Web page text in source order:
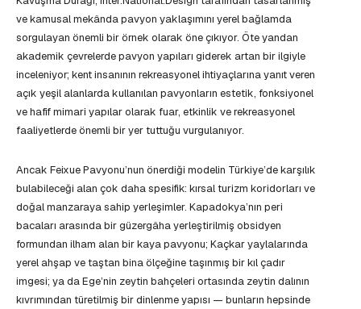
ve kamusal mekânda pavyon yaklaşımını yerel bağlamda
sorgulayan önemli bir örnek olarak öne çıkıyor. Öte yandan
akademik çevrelerde pavyon yapıları giderek artan bir ilgiyle
inceleniyor; kent insanının rekreasyonel ihtiyaçlarına yanıt veren
açık yeşil alanlarda kullanılan pavyonların estetik, fonksiyonel
ve hafif mimari yapılar olarak fuar, etkinlik ve rekreasyonel
faaliyetlerde önemli bir yer tuttuğu vurgulanıyor.
Ancak Feixue Pavyonu’nun önerdiği modelin Türkiye’de karşılık
bulabileceği alan çok daha spesifik: kırsal turizm koridorları ve
doğal manzaraya sahip yerleşimler. Kapadokya’nın peri
bacaları arasında bir güzergâha yerleştirilmiş obsidyen
formundan ilham alan bir kaya pavyonu; Kaçkar yaylalarında
yerel ahşap ve taştan bina ölçeğine taşınmış bir kıl çadır
imgesi; ya da Ege’nin zeytin bahçeleri ortasında zeytin dalının
kıvrımından türetilmiş bir dinlenme yapısı — bunların hepsinde